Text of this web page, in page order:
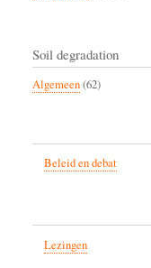
Soil degradation
Algemeen(62)
Beleid en debat
Lezingen